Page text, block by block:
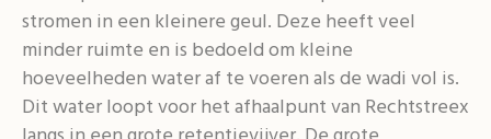
stromen in een kleinere geul. Deze heeft veel
minder ruimte en is bedoeld om kleine
hoeveelheden water af te voeren als de wadi vol is.
Dit water loopt voor het afhaalpunt van Rechtstreex